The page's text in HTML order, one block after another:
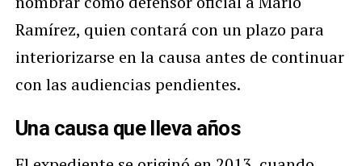
Ramírez, quien contará con un plazo para
interiorizarse en la causa antes de continuar
con las audiencias pendientes.
Una causa que lleva años